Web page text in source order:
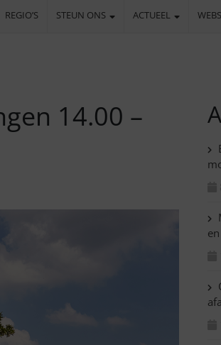
REGIO’S STEUN ONS ACTUEEL
14.00 –